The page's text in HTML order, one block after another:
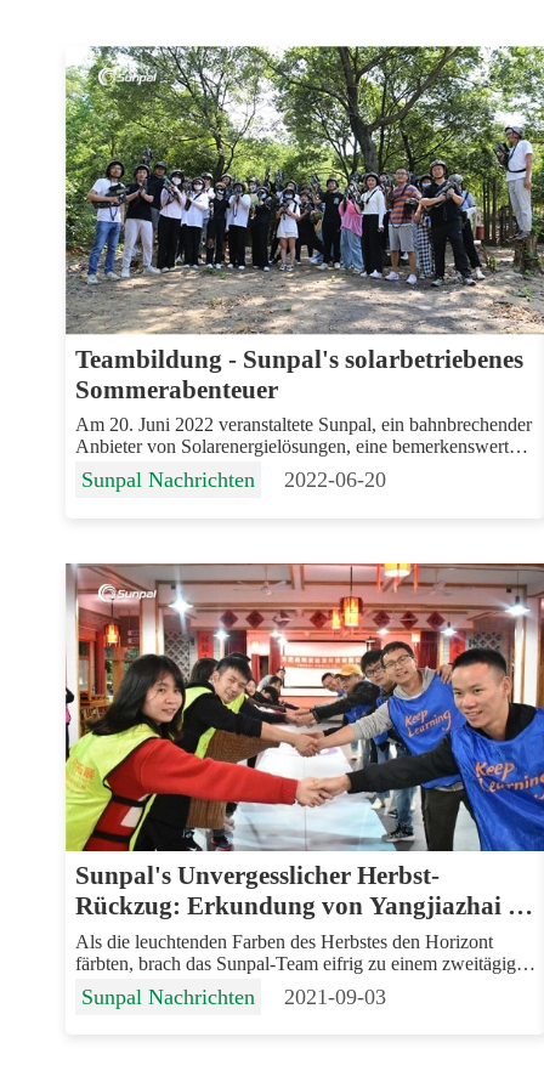
Teambildung - Sunpal's solarbetriebenes
Sommerabenteuer
Am 20. Juni 2022 veranstaltete Sunpal, ein bahnbrechender
Anbieter von Solarenergielösungen, eine bemerkenswerte
Fortbildungsveranstaltung im Freien, bei der Teamwork,
Abenteuer und Kameradschaft im Vordergrund standen.
Sunpal Nachrichten 2022-06-20
Sunpal's Unvergesslicher Herbst-
Rückzug: Erkundung von Yangjiazhai in
Huangshan
Als die leuchtenden Farben des Herbstes den Horizont
färbten, brach das Sunpal-Team eifrig zu einem zweitägigen
Teambuilding-Abenteuer in das malerische Dorf
Yangjiazhai auf, das in die bezaubernde Landschaft der
Sunpal Nachrichten 2021-09-03